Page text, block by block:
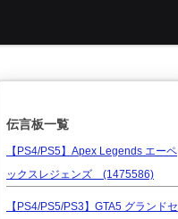
伝言板一覧
【PS4/PS5】Apex Legends エーペ
ックスレジェンズ (1475586)
【PS4/PS5/PS3】GTA5 グランドセ